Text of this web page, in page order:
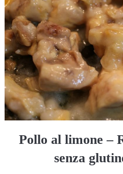
Pollo al limone –
senza